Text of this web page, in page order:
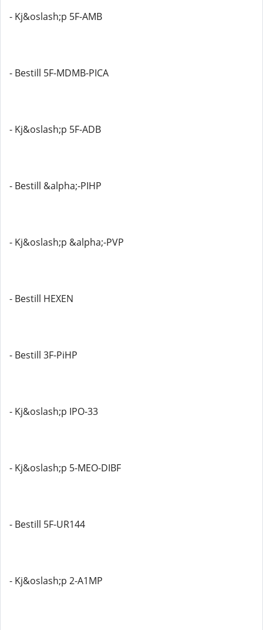
- Kj&oslash;p 5F-AMB
- Bestill 5F-MDMB-PICA
- Kj&oslash;p 5F-ADB
- Bestill &alpha;-PIHP
- Kj&oslash;p &alpha;-PVP
- Bestill HEXEN
- Bestill 3F-PiHP
- Kj&oslash;p IPO-33
- Kj&oslash;p 5-MEO-DIBF
- Bestill 5F-UR144
- Kj&oslash;p 2-A1MP